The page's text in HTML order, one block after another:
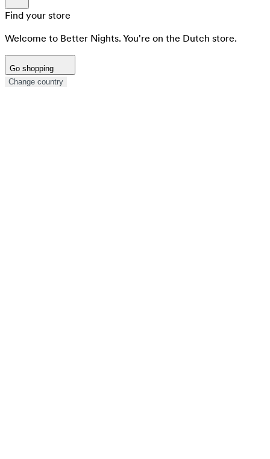
Find your store
Welcome to Better Nights. You're on the Dutch store.
Go shopping
Change country